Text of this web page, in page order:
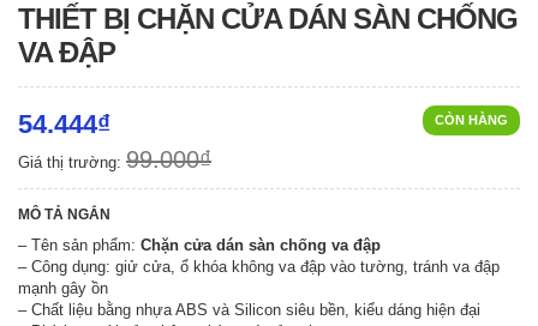
THIẾT BỊ CHẶN CỬA DÁN SÀN CHỐNG
VA ĐẬP
CÒN HÀNG
54.444₫
Giá thị trường: 99.000₫
MÔ TẢ NGẮN
– Tên sản phẩm: Chặn cửa dán sàn chống va đập
– Công dụng: giử cửa, ổ khóa không va đập vào tường, tránh va đập
mạnh gây ồn
– Chất liệu bằng nhựa ABS và Silicon siêu bền, kiểu dáng hiện đại